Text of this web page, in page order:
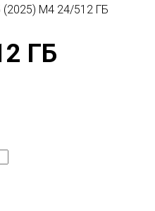
M4 24/512 ГБ
ГБ